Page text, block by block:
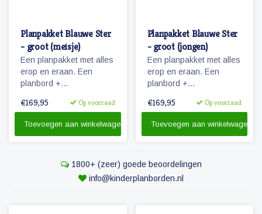
Planpakket Blauwe Ster
- groot (meisje)
Een planpakket met alles
erop en eraan. Een
planbord +
reinigingsmateriaal.
€169,95 Op voorraad
Toevoegen aan winkelwagen
Planpakket Blauwe Ster
- groot (jongen)
Een planpakket met alles
erop en eraan. Een
planbord +
reinigingsmateriaal.
€169,95 Op voorraad
Toevoegen aan winkelwagen
1800+ (zeer) goede beoordelingen
info@kinderplanborden.nl